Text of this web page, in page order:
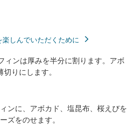
しんでいただくために
ィンは厚みを半分に割ります。アボ
りにします。
ンに、アボカド、塩昆布、桜えびを
ズをのせます。